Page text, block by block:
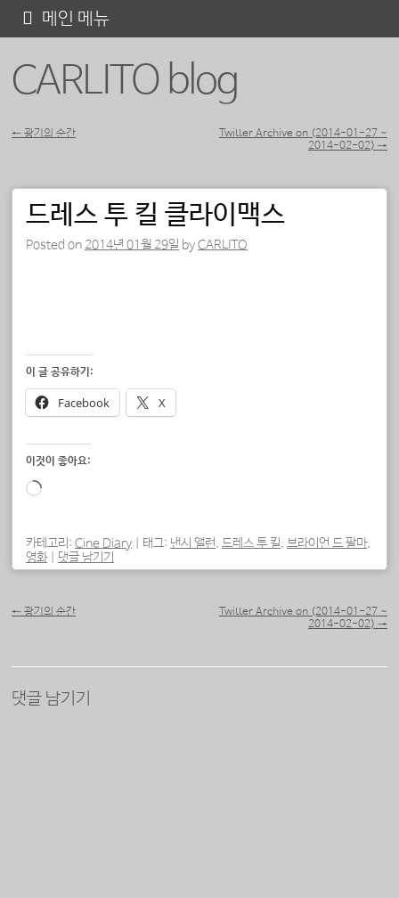
CARLITO blog
메인 메뉴
텐
← 광기의 순간
Twitter Archive on (2014-01-27 ~
2014-02-02) →
드레스 투 킬 클라이맥스
Posted on 2014년 01월 29일 byCARLITO
이 글 공유하기:
Facebook X
이것이 좋아요:
로
중...
카테고리: Cine Diary 태그: 낸시 앨런, 드레스 투 킬, 브라이언 드 팔마,
영화
댓글 남기기
← 광기의 순간
Twitter Archive on (2014-01-27 ~
2014-02-02) →
댓글 남기기